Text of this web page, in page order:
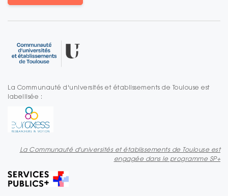
La Communauté d'universités et établissements de Toulouse est
labellisée :
La Communauté d'universités et établissements de Toulouse est
engagée dans le programme SP+